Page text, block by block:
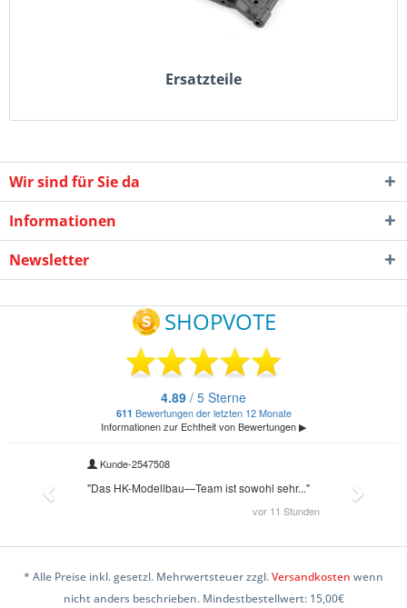
Ersatzteile
Wir sind für Sie da
Informationen
Newsletter
* Alle Preise inkl. gesetzl. Mehrwertsteuer zzgl.Versandkosten wenn
nicht anders beschrieben. Mindestbestellwert: 15,00€